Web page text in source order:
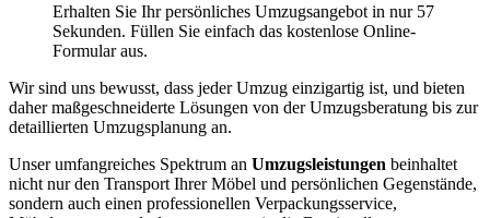
Erhalten Sie Ihr persönliches Umzugsangebot in nur 57
Sekunden. Füllen Sie einfach das kostenlose Online-
Formular aus.
Wir sind uns bewusst, dass jeder Umzug einzigartig ist, und bieten
daher maßgeschneiderte Lösungen von der Umzugsberatung bis zur
detaillierten Umzugsplanung an.
Unser umfangreiches Spektrum an Umzugsleistungen beinhaltet
nicht nur den Transport Ihrer Möbel und persönlichen Gegenstände,
sondern auch einen professionellen Verpackungsservice,